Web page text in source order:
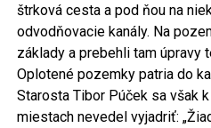
štrková cesta a pod ňou na
odvodňovacie kanály. Na
základy a prebehli tam úpravy
Oplotené pozemky patria do
Starosta Tibor Púček sa však
miestach nevedel vyjadriť: